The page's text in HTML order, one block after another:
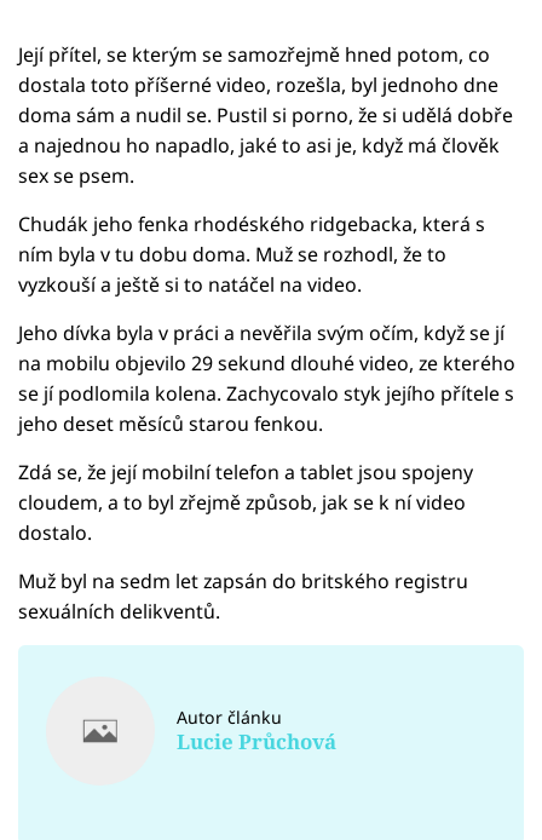
Její přítel, se kterým se samozřejmě hned potom, co
dostala toto příšerné video, rozešla, byl jednoho dne
doma sám a nudil se. Pustil si porno, že si udělá dobře
a najednou ho napadlo, jaké to asi je, když má člověk
sex se psem.
Chudák jeho fenka rhodéského ridgebacka, která s
ním byla v tu dobu doma. Muž se rozhodl, že to
vyzkouší a ještě si to natáčel na video.
Jeho dívka byla v práci a nevěřila svým očím, když se jí
na mobilu objevilo 29 sekund dlouhé video, ze kterého
se jí podlomila kolena. Zachycovalo styk jejího přítele s
jeho deset měsíců starou fenkou.
Zdá se, že její mobilní telefon a tablet jsou spojeny
cloudem, a to byl zřejmě způsob, jak se k ní video
dostalo.
Muž byl na sedm let zapsán do britského registru
sexuálních delikventů.
Autor článku
Lucie Průchová